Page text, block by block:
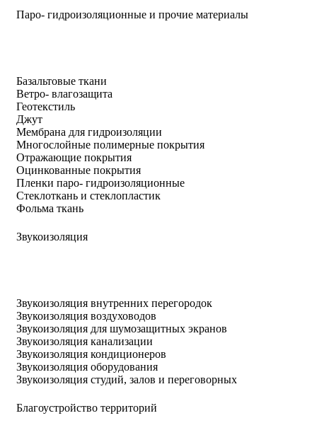
Паро- гидроизоляционные и прочие материалы
Базальтовые ткани
Ветро- влагозащита
Геотекстиль
Джут
Мембрана для гидроизоляции
Многослойные полимерные покрытия
Отражающие покрытия
Оцинкованные покрытия
Пленки паро- гидроизоляционные
Стеклоткань и стеклопластик
Фольма ткань
Звукоизоляция
Звукоизоляция внутренних перегородок
Звукоизоляция воздуховодов
Звукоизоляция для шумозащитных экранов
Звукоизоляция канализации
Звукоизоляция кондиционеров
Звукоизоляция оборудования
Звукоизоляция студий, залов и переговорных
Благоустройство территорий